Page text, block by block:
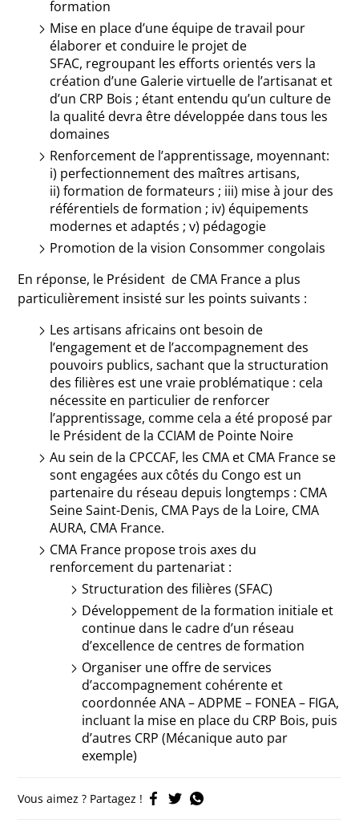
formation
Mise en place d’une équipe de travail pour
élaborer et conduire le projet de
SFAC, regroupant les efforts orientés vers la
création d’une Galerie virtuelle de l’artisanat et
d’un CRP Bois ; étant entendu qu’un culture de
la qualité devra être développée dans tous les
domaines
Renforcement de l’apprentissage, moyennant:
i) perfectionnement des maîtres artisans,
ii) formation de formateurs ; iii) mise à jour des
référentiels de formation ; iv) équipements
modernes et adaptés ; v) pédagogie
Promotion de la vision Consommer congolais
En réponse, le Président de CMA France a plus
particulièrement insisté sur les points suivants :
Les artisans africains ont besoin de
l’engagement et de l’accompagnement des
pouvoirs publics, sachant que la structuration
des filières est une vraie problématique : cela
nécessite en particulier de renforcer
l’apprentissage, comme cela a été proposé par
le Président de la CCIAM de Pointe Noire
Au sein de la CPCCAF, les CMA et CMA France se
sont engagées aux côtés du Congo est un
partenaire du réseau depuis longtemps : CMA
Seine Saint-Denis, CMA Pays de la Loire, CMA
AURA, CMA France.
CMA France propose trois axes du
renforcement du partenariat :
Structuration des filières (SFAC)
Développement de la formation initiale et
continue dans le cadre d’un réseau
d’excellence de centres de formation
Organiser une offre de services
d’accompagnement cohérente et
coordonnée ANA – ADPME – FONEA – FIGA,
incluant la mise en place du CRP Bois, puis
d’autres CRP (Mécanique auto par
exemple)
Vous aimez ? Partagez !